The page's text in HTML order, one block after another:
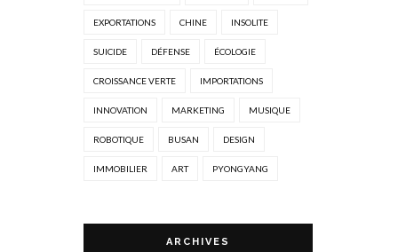
EXPORTATIONS CHINE INSOLITE
SUICIDE DÉFENSE ÉCOLOGIE
CROISSANCE VERTE IMPORTATIONS
INNOVATION MARKETING MUSIQUE
ROBOTIQUE BUSAN DESIGN
IMMOBILIER ART PYONGYANG
ARCHIVES